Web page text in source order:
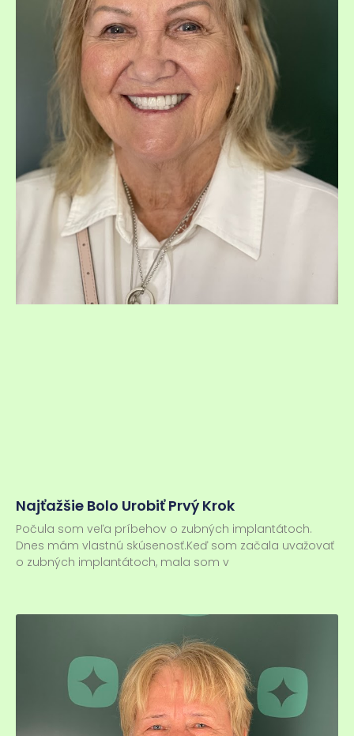
Najťažšie Bolo Urobiť Prvý Krok
Počula som veľa príbehov o zubných implantátoch.
Dnes mám vlastnú skúsenosť.Keď som začala uvažovať
o zubných implantátoch, mala som v